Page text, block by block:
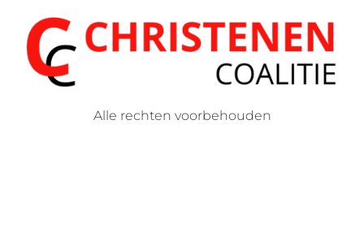
Alle rechten voorbehouden